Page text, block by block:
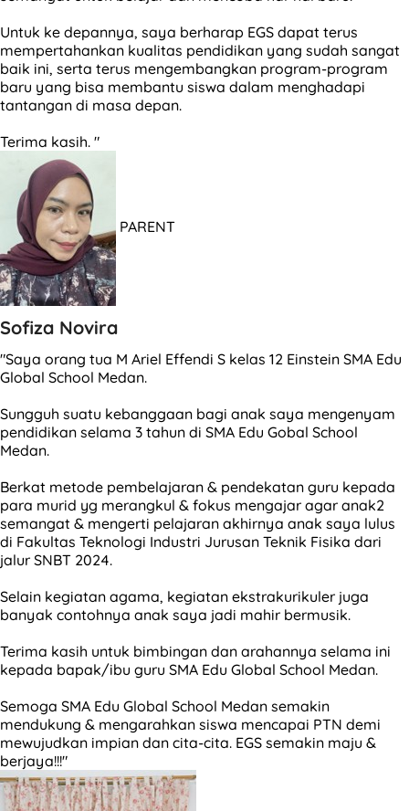
Untuk ke depannya, saya berharap EGS dapat terus
mempertahankan kualitas pendidikan yang sudah sangat
baik ini, serta terus mengembangkan program-program
baru yang bisa membantu siswa dalam menghadapi
tantangan di masa depan.
Terima kasih. "
PARENT
Sofiza Novira
"Saya orang tua M Ariel Effendi S kelas 12 Einstein SMA Edu
Global School Medan.
Sungguh suatu kebanggaan bagi anak saya mengenyam
pendidikan selama 3 tahun di SMA Edu Gobal School
Medan.
Berkat metode pembelajaran & pendekatan guru kepada
para murid yg merangkul & fokus mengajar agar anak2
semangat & mengerti pelajaran akhirnya anak saya lulus
di Fakultas Teknologi Industri Jurusan Teknik Fisika dari
jalur SNBT 2024.
Selain kegiatan agama, kegiatan ekstrakurikuler juga
banyak contohnya anak saya jadi mahir bermusik.
Terima kasih untuk bimbingan dan arahannya selama ini
kepada bapak/ibu guru SMA Edu Global School Medan.
Semoga SMA Edu Global School Medan semakin
mendukung & mengarahkan siswa mencapai PTN demi
mewujudkan impian dan cita-cita. EGS semakin maju &
berjaya!!!"